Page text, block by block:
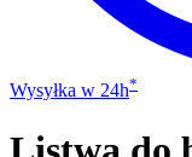
Wysyłka w 24h*